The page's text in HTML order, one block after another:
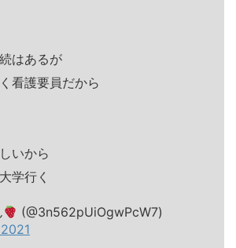
はあるが
看護要員だから
いから
学行く
(@3n562pUiOgwPcW7)